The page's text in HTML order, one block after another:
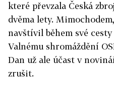
které převzala Česká
dvěma lety.
navštívil během své
Valnému shromáždění
Dan už ale účast v
zrušit.